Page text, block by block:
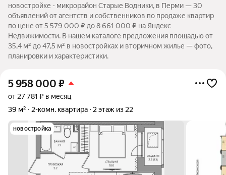
новостройке - микрорайон Старые Водники, в Перми — 30
объявлений от агентств и собственников по продаже квартир
по цене от 5 579 000 ₽ до 8 661 000 ₽ на Яндекс
Недвижимости. В нашем каталоге предложения площадью от
35,4 м² до 47,5 м² в новостройках и вторичном жилье — фото,
планировки и характеристики.
5 958 000 ₽
от 27 781 ₽ в месяц
39 м²
2-комн. квартира 2 этаж из 22
новостройка